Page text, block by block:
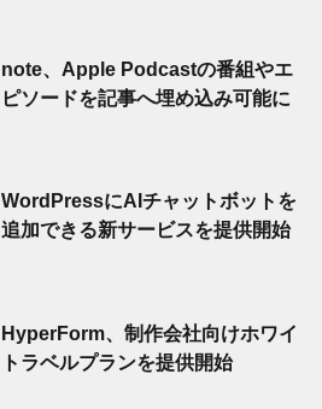
note、Apple Podcastの番組やエ
ピソードを記事へ埋め込み可能に
WordPressにAIチャットボットを
追加できる新サービスを提供開始
HyperForm、制作会社向けホワイ
トラベルプランを提供開始